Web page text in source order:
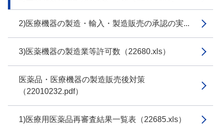
2)医療機器の製造・輸入・製造販売の承認の実...
3)医薬機器の製造業等許可数（22680.xls）
医薬品・医療機器の製造販売後対策
（22010232.pdf）
1)医療用医薬品再審査結果一覧表（22685.xls）